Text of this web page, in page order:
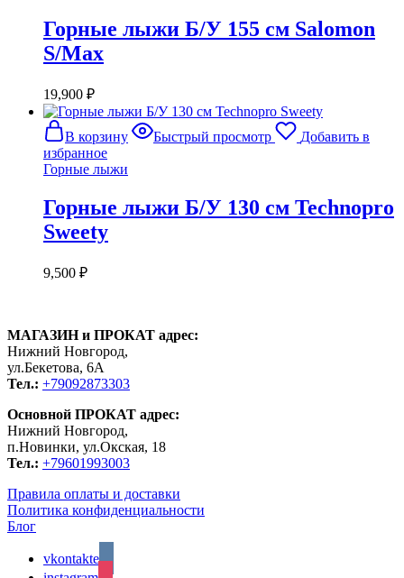
Горные лыжи Б/У 155 см Salomon
S/Max
19,900 ₽
В корзину Быстрый просмотр
Добавить в
избранное
Горные лыжи
Горные лыжи Б/У 130 см Technopro
Sweety
9,500 ₽
МАГАЗИН и ПРОКАТ адрес:
Нижний Новгород,
ул.Бекетова, 6А
Тел.: +79092873303
Основной ПРОКАТ адрес:
Нижний Новгород,
п.Новинки, ул.Окская, 18
Тел.: +79601993003
Правила оплаты и доставки
Политика конфиденциальности
Блог
vkontakte